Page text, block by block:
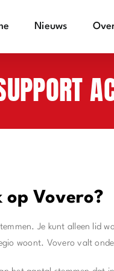
Nieuws
op Vovero?
Je kunt alleen lid
woont. Vovero valt